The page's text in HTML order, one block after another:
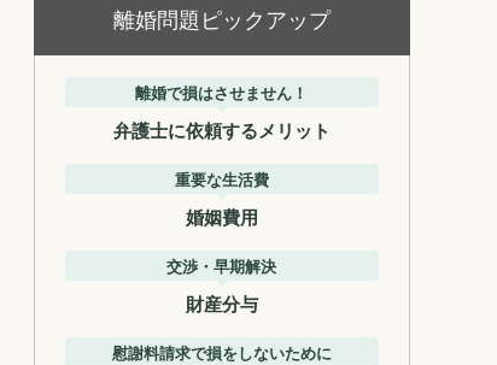
離婚問題ピックアップ
離婚で損はさせません！
弁護士に依頼するメリット
重要な生活費
婚姻費用
交渉・早期解決
財産分与
慰謝料請求で損をしないために